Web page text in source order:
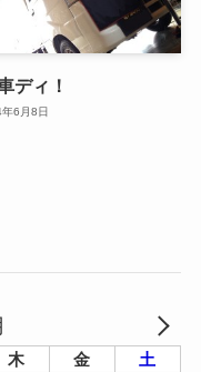
ディ！
6月8日
木 金 土